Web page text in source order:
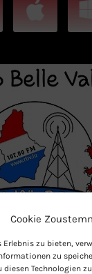
Cookie
zu bieten,
zu
diesen Technologien